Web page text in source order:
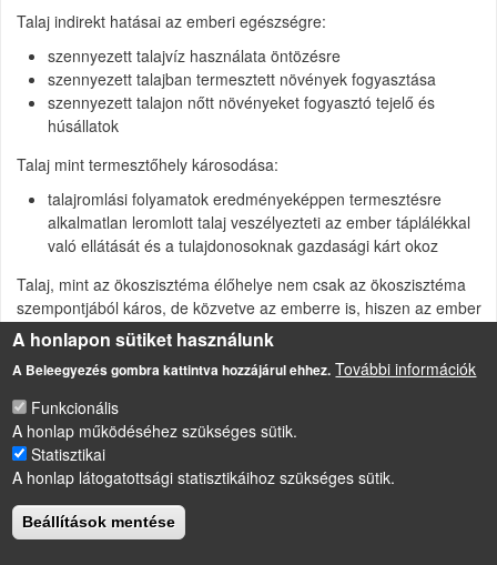
Talaj indirekt hatásai az emberi egészségre:
szennyezett talajvíz használata öntözésre
szennyezett talajban termesztett növények fogyasztása
szennyezett talajon nőtt növényeket fogyasztó tejelő és
húsállatok
Talaj mint termesztőhely károsodása:
talajromlási folyamatok eredményeképpen termesztésre
alkalmatlan leromlott talaj veszélyezteti az ember táplálékkal
való ellátását és a tulajdonosoknak gazdasági kárt okoz
Talaj, mint az ökoszisztéma élőhelye nem csak az ökoszisztéma
szempontjából káros, de közvetve az emberre is, hiszen az ember
elveszti azokat az ökoszisztéma-szolgáltatásokat, melyek a
talajhoz kötöttek.
LÁBLÉC
Impresszum
Sütikezelési szabályzat
A honlapon sütiket használunk
A Beleegyezés gombra kattintva hozzájárul ehhez. További információk
Funkcionális
A honlap működéséhez szükséges sütik.
Statisztikai
A honlap látogatottsági statisztikáihoz szükséges sütik.
Beállítások mentése